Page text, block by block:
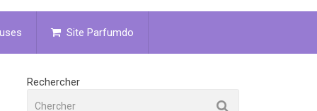
Site Parfumdo
Rechercher